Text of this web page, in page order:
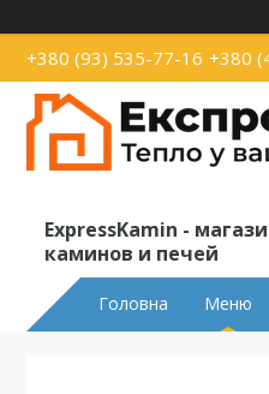
+380 (93) 535-77-16 +380
ExpressKamin -
каминов и печей
Головна Меню